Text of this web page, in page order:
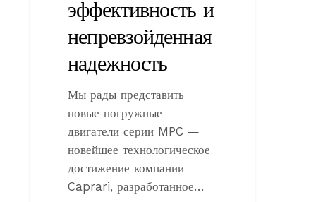
эффективность и
непревзойденная
надежность
Мы рады представить
новые погружные
двигатели серии MPC —
новейшее технологическое
достижение компании
Caprari, разработанное…